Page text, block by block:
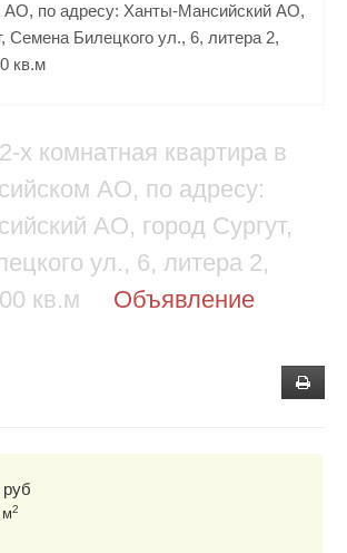
АО, по адресу: Ханты-Мансийский АО,
Семена Билецкого ул., 6, литера 2,
кв.м
х комнатная квартира в
АО, по адресу:
АО, город Сургут,
ул., 6, литера 2,
кв.м
Объявление
руб
м2